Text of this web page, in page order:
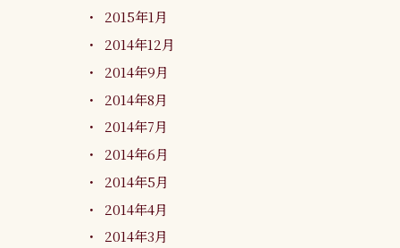
2015年1月
2014年12月
2014年9月
2014年8月
2014年7月
2014年6月
2014年5月
2014年4月
2014年3月